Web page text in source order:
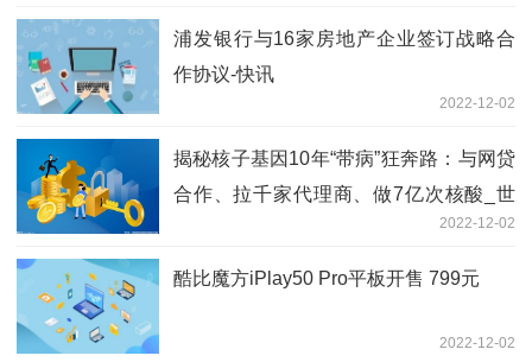
浦发银行与16家房地产企业签订战略合
作协议-快讯
2022-12-02
揭秘核子基因10年“带病”狂奔路：与网贷
合作、拉千家代理商、做7亿次核酸_世
2022-12-02
酷比魔方iPlay50 Pro平板开售 799元
2022-12-02